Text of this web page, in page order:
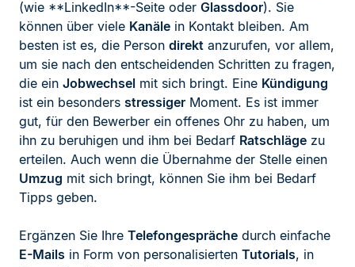
(wie **LinkedIn**-Seite oder Glassdoor). Sie
können über viele Kanäle in Kontakt bleiben. Am
besten ist es, die Person direkt anzurufen, vor allem,
um sie nach den entscheidenden Schritten zu fragen,
die ein Jobwechsel mit sich bringt. Eine Kündigung
ist ein besonders stressiger Moment. Es ist immer
gut, für den Bewerber ein offenes Ohr zu haben, um
ihn zu beruhigen und ihm bei Bedarf Ratschläge zu
erteilen. Auch wenn die Übernahme der Stelle einen
Umzug mit sich bringt, können Sie ihm bei Bedarf
Tipps geben.
Ergänzen Sie Ihre Telefongespräche durch einfache
E-Mails in Form von personalisierten Tutorials, in